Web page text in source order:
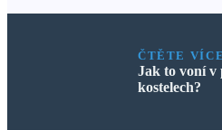
ČTĚTE VÍCE
Jak to voní v
kostelech?